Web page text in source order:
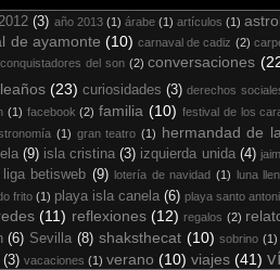
(3) año 2013 (1) árabe (1) artículos (1)
de ayamonte (10) carnaval de cadiz (2)
conquistadores del son (2) conversaciones
(23) curiosidades (3) derechos
(1) facebook (2) familia (10) festival de los
(1) gran teatro (1) hermandad de
(9) isla cristina (3) izquierda unida (4)
liga betisweb (9) lotería de navidad (1) luna
frito (1) playa isla canela (6) playa santo
(11) reflexiones (12) regalos (2)
(6) Sevilla (8) shaksthecat (10) sobrino (1)
(3) vacaciones (1) verano (10) viajes (41)